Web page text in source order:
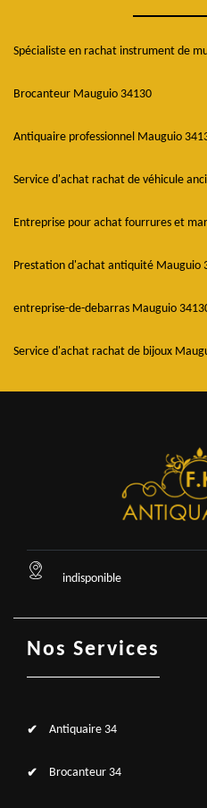
Spécialiste en rachat instrument de
Brocanteur Mauguio 34130
Antiquaire professionnel Mauguio
Service d'achat rachat de véhicule
Entreprise pour achat fourrures et
Prestation d'achat antiquité Mauguio
entreprise-de-debarras Mauguio
Service d'achat rachat de bijoux
indisponible
Nos Services
Antiquaire 34
Brocanteur 34